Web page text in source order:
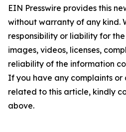
EIN Presswire provides this
without warranty of any kind.
responsibility or liability for
images, videos, licenses,
reliability of the information
If you have any complaints or
related to this article, kindly
above.